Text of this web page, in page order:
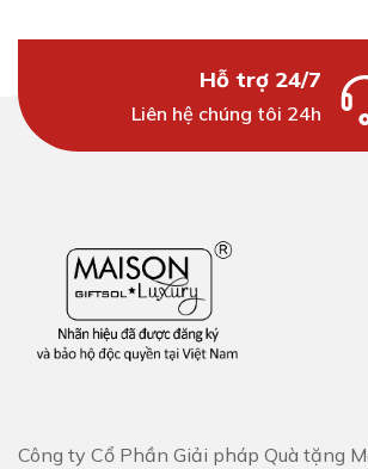
Hỗ trợ 24/7
Liên hệ chúng tôi 24h
Công ty Cổ Phần Giải pháp Quà tặng